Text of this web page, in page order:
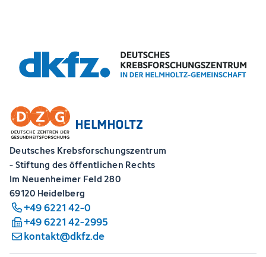
Deutsches Krebsforschungszentrum
- Stiftung des öffentlichen Rechts
Im Neuenheimer Feld 280
69120 Heidelberg
+49 6221 42-0
+49 6221 42-2995
kontakt@dkfz.de